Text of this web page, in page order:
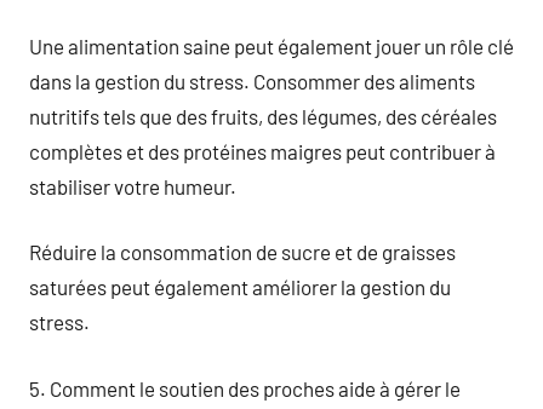
Une alimentation saine peut également jouer un rôle clé
dans la gestion du stress. Consommer des aliments
nutritifs tels que des fruits, des légumes, des céréales
complètes et des protéines maigres peut contribuer à
stabiliser votre humeur.
Réduire la consommation de sucre et de graisses
saturées peut également améliorer la gestion du
stress.
5. Comment le soutien des proches aide à gérer le